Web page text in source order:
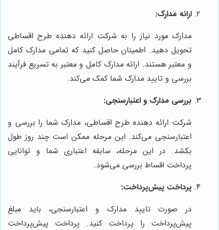
ارائه مدارک:
مدارک مورد نیاز را به شرکت ارائه دهنده طرح اقساطی
تحویل دهید. اطمینان حاصل کنید که تمامی مدارک کامل
و معتبر هستند. ارائه مدارک کامل و معتبر به تسریع فرآیند
بررسی و تایید مدارک شما کمک می‌کند.
بررسی مدارک و اعتبارسنجی:
شرکت ارائه دهنده طرح اقساطی، مدارک شما را بررسی و
اعتبارسنجی می‌کند. این مرحله ممکن است چند روز طول
بکشد. در این مرحله، سابقه اعتباری شما و توانایی
پرداخت اقساط بررسی می‌شود.
پرداخت پیش‌پرداخت:
در صورت تایید مدارک و اعتبارسنجی، باید مبلغ
پیش‌پرداخت را پرداخت کنید. پرداخت پیش‌پرداخت